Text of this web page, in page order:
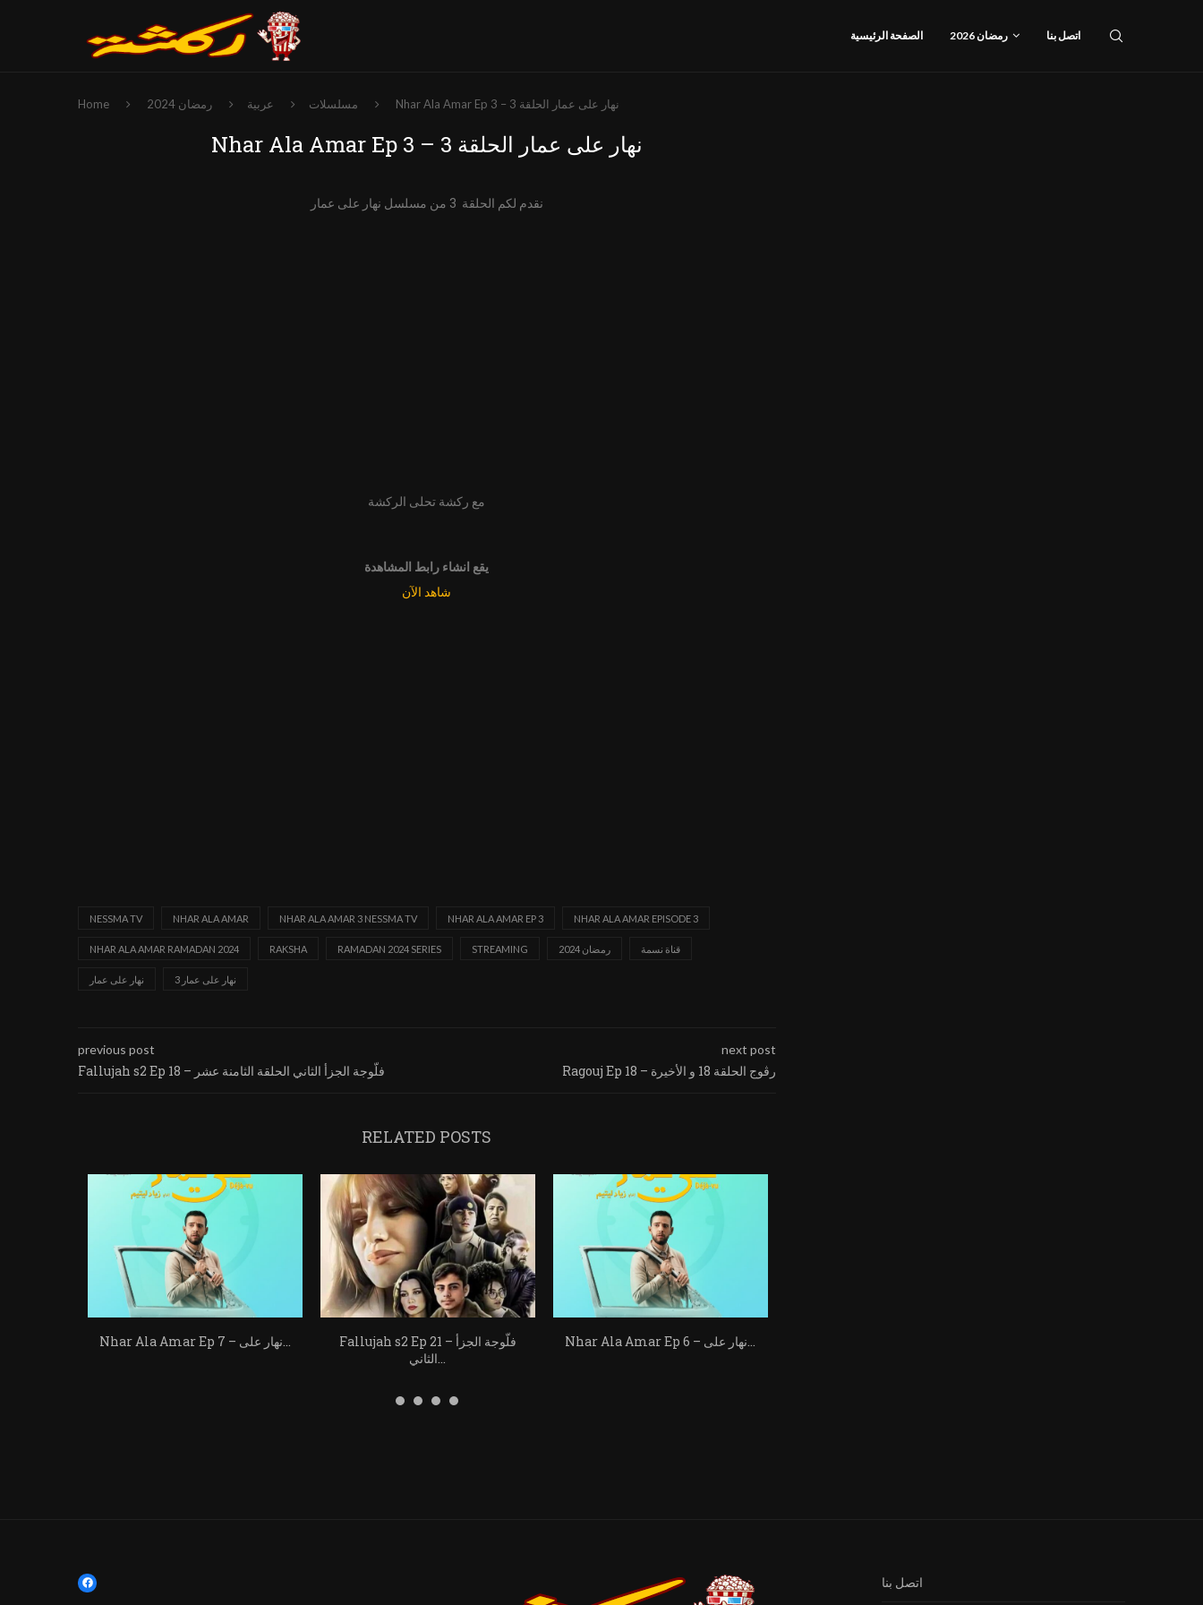
الصفحة الرئيسية رمضان 2026 اتصل بنا
Home مسلسلات عربية رمضان 2024 Nhar Ala Amar Ep 3 – نهار على عمار الحلقة 3
Nhar Ala Amar Ep 3 – نهار على عمار الحلقة 3
نقدم لكم الحلقة 3 من مسلسل نهار على عمار
مع ركشة تحلى الركشة
يقع انشاء رابط المشاهدة
شاهد الآن
NESSMA TV NHAR ALA AMAR NHAR ALA AMAR 3 NESSMA TV NHAR ALA AMAR EP 3 NHAR ALA AMAR EPISODE 3
NHAR ALA AMAR RAMADAN 2024 RAKSHA RAMADAN 2024 SERIES STREAMING رمضان 2024 قناة نسمة
نهار على عمار نهار على عمار 3
previous post
Fallujah s2 Ep 18 – فلّوجة الجزأ الثاني الحلقة الثامنة عشر
next post
Ragouj Ep 18 – رڨوج الحلقة 18 و الأخيرة
RELATED POSTS
Nhar Ala Amar Ep 7 – نهار على...
Fallujah s2 Ep 21 – فلّوجة الجزأ
الثاني...
Nhar Ala Amar Ep 6 – نهار على...
اتصل بنا